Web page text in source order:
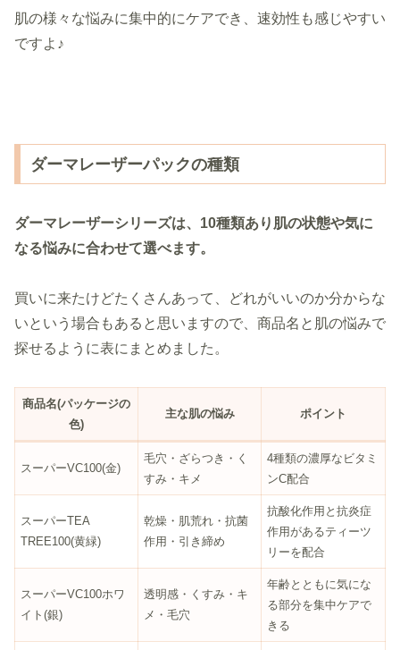
肌の様々な悩みに集中的にケアでき、速効性も感じやすい
ですよ♪
ダーマレーザーパックの種類
ダーマレーザーシリーズは、10種類あり肌の状態や気に
なる悩みに合わせて選べます。
買いに来たけどたくさんあって、どれがいいのか分からな
いという場合もあると思いますので、商品名と肌の悩みで
探せるように表にまとめました。
商品名(パッケージの
色)
主な肌の悩み ポイント
スーパーVC100(金)
毛穴・ざらつき・く
すみ・キメ
4種類の濃厚なビタミ
ンC配合
スーパーTEA
TREE100(黄緑)
乾燥・肌荒れ・抗菌
作用・引き締め
抗酸化作用と抗炎症
作用があるティーツ
リーを配合
スーパーVC100ホワ
イト(銀)
透明感・くすみ・キ
メ・毛穴
年齢とともに気にな
る部分を集中ケアで
きる